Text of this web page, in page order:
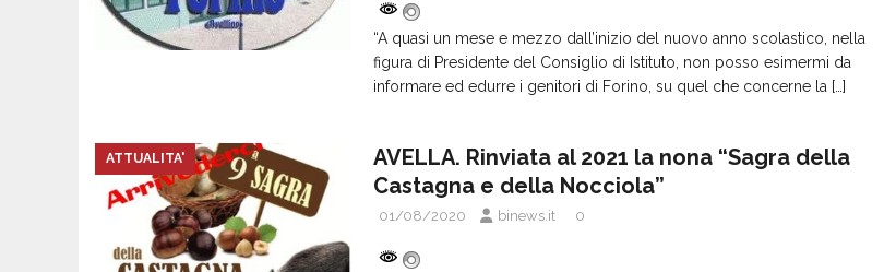
“A quasi un mese e mezzo dall’inizio del nuovo anno scolastico, nella
figura di Presidente del Consiglio di Istituto, non posso esimermi da
informare ed edurre i genitori di Forino, su quel che concerne la […]
ATTUALITA'
AVELLA. Rinviata al 2021 la nona “Sagra della
Castagna e della Nocciola”
01/08/2020 binews.it 0